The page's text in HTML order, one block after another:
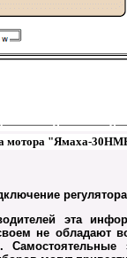
мотора "Ямаха-
эта
не обладают